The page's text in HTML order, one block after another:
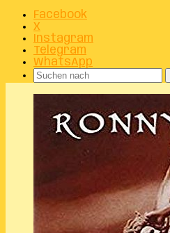
Facebook
X
Instagram
Telegram
WhatsApp